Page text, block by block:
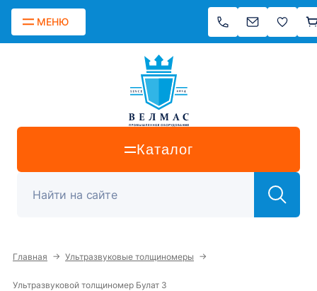
МЕНЮ
Каталог
Главная → Ультразвуковые толщиномеры →
Ультразвуковой толщиномер Булат 3